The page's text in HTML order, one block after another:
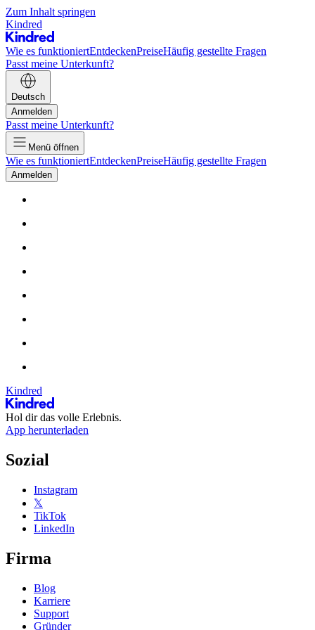
Zum Inhalt springen
Kindred
Wie es funktioniertEntdeckenPreiseHäufig gestellte Fragen
Passt meine Unterkunft?
Deutsch
Anmelden
Passt meine Unterkunft?
Menü öffnen
Wie es funktioniertEntdeckenPreiseHäufig gestellte Fragen
Anmelden
Kindred
Hol dir das volle Erlebnis.
App herunterladen
Sozial
Instagram
𝕏
TikTok
LinkedIn
Firma
Blog
Karriere
Support
Gründer